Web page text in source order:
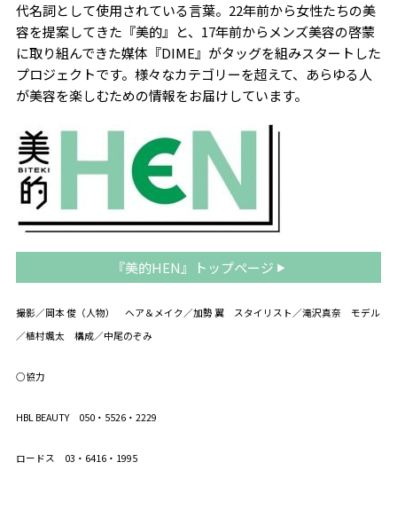
代名詞として使用されている言葉。22年前から女性たちの美
容を提案してきた『美的』と、17年前からメンズ美容の啓蒙
に取り組んできた媒体『DIME』がタッグを組みスタートした
プロジェクトです。 様々なカテゴリーを超えて、あらゆる人
が美容を楽しむための情報をお届けしています。
『美的HEN』トップページ
撮影／岡本 俊（人物） ヘア＆メイク／加勢 翼 スタイリスト／滝沢真奈 モデル
／植村颯太 構成／中尾のぞみ
○協力
HBL BEAUTY 050・5526・2229
ロードス 03・6416・1995